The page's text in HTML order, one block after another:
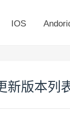
IOS
新版本列